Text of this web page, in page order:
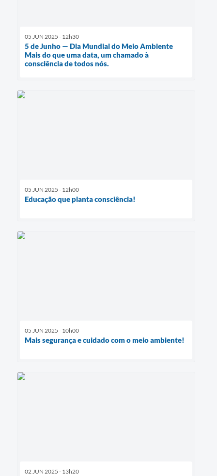
05 JUN 2025 - 12h30
5 de Junho — Dia Mundial do Meio Ambiente
Mais do que uma data, um chamado à
consciência de todos nós.
05 JUN 2025 - 12h00
Educação que planta consciência!
05 JUN 2025 - 10h00
Mais segurança e cuidado com o meio ambiente!
02 JUN 2025 - 13h20